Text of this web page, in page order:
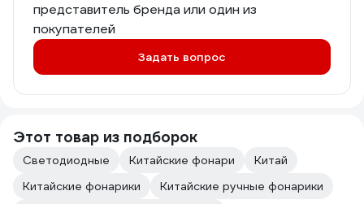
представитель бренда или один из
покупателей
Задать вопрос
Этот товар из подборок
Светодиодные Китайские фонари
Китай
Китайские фонарики
Китайские ручные фонарики